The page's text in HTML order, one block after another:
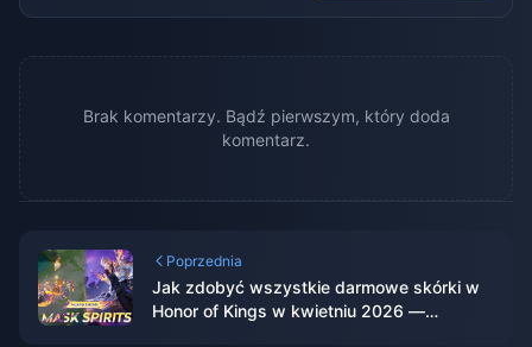
Brak komentarzy. Bądź pierwszym, który doda
komentarz.
Poprzednia
Jak zdobyć wszystkie darmowe skórki w
Honor of Kings w kwietniu 2026 —